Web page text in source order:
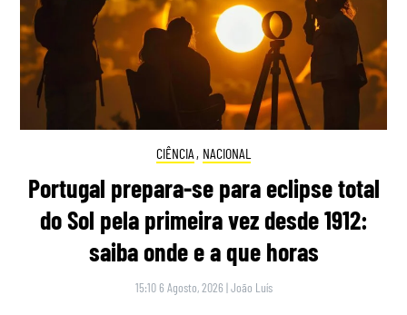
CIÊNCIA , NACIONAL
Portugal prepara-se para eclipse total
do Sol pela primeira vez desde 1912:
saiba onde e a que horas
15:10 6 Agosto, 2026 |João Luís